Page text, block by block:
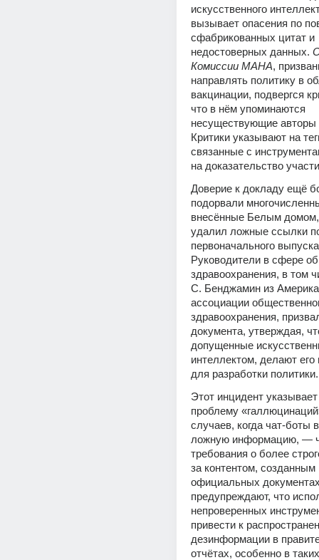
искусственного
вызывает опасения по
сфабрикованных цитат и
недостоверных данных.
Комиссии MAHA,
направлять политику в
вакцинации, подвергся
что в нём упоминаются
несуществующие авторы
Критики указывают на
связанные с
на доказательство
Доверие к докладу ещё
подорвали
внесённые Белым
удалил ложные ссылки
первоначального
Руководители в сфере
здравоохранения, в том
С. Бенджамин из
ассоциации
здравоохранения,
документа, утверждая,
допущенные
интеллектом, делают
для разработки политики.
Этот инцидент
проблему
случаев, когда чат-боты
ложную информацию, —
требования о более
за контентом,
официальных
предупреждают, что
непроверенных
привести к
дезинформации в
отчётах, особенно в